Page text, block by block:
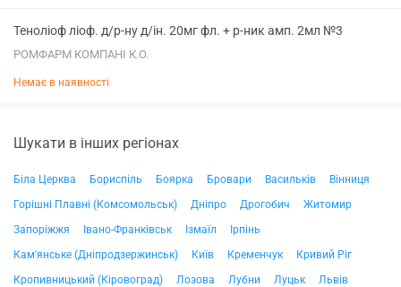
Теноліоф ліоф. д/р-ну д/ін. 20мг фл. + р-ник амп. 2мл №3
РОМФАРМ КОМПАНІ К.О.
Немає в наявності
Шукати в інших регіонах
Біла Церква Бориспіль Боярка Бровари Васильків
Вінниця
Горішні Плавні (Комсомольськ)
Дніпро Дрогобич
Житомир
Запоріжжя
Івано-Франківськ Ізмаїл
Ірпінь
Кам'янське (Дніпродзержинськ)
Київ Кременчук
Кривий Ріг
Кропивницький (Кіровоград)
Лозова Лубни Луцьк
Львів